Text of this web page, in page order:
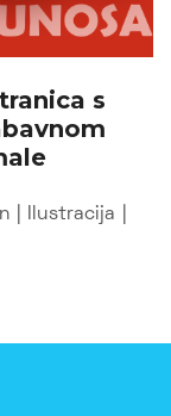
s
Ilustracija